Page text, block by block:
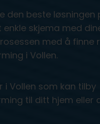
den beste løsningen
enkle skjema med
med å finne
i Vollen.
i Vollen som kan tilby
til ditt hjem eller